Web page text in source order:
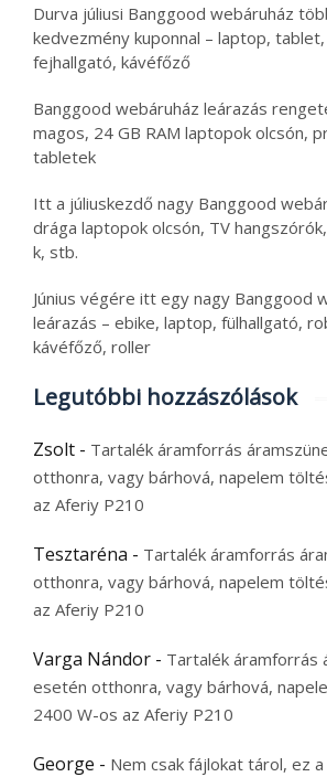
Durva júliusi Banggood webáruház
kedvezmény kuponnal – laptop,
fejhallgató, kávéfőző
Banggood webáruház leárazás
magos, 24 GB RAM laptopok olcsón,
tabletek
Itt a júliuskezdő nagy Banggood
drága laptopok olcsón, TV
k, stb.
Június végére itt egy nagy Banggood
leárazás – ebike, laptop, fülhallgató,
kávéfőző, roller
Legutóbbi hozzászólások
Zsolt - Tartalék áramforrás
otthonra, vagy bárhová, napelem
az Aferiy P210
Tesztaréna - Tartalék áramforrás
otthonra, vagy bárhová, napelem
az Aferiy P210
Varga Nándor - Tartalék áramforrás
esetén otthonra, vagy bárhová,
2400 W-os az Aferiy P210
George - Nem csak fájlokat tárol, ez